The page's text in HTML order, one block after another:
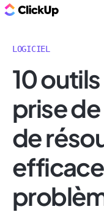
LOGICIEL
10
prise
de